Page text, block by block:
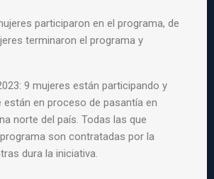
participaron en el programa, de
terminaron el programa y
9 mujeres están participando y
están en proceso de pasantía en
norte del país. Todas las que
son contratadas por la
dura la iniciativa.